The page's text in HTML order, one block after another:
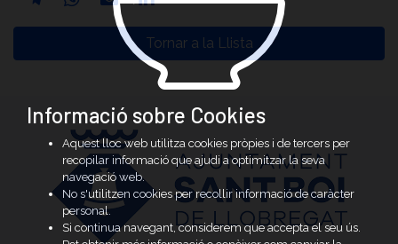
Tornar a la Llista
Informació sobre Cookies
Aquest lloc web utilitza cookies pròpies i de tercers per
recopilar informació que ajudi a optimitzar la seva
navegació web.
No s'utilitzen cookies per recollir informació de caràcter
personal.
Si continua navegant, considerem que accepta el seu ús.